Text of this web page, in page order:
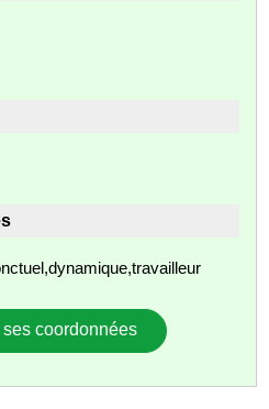
coordonnées